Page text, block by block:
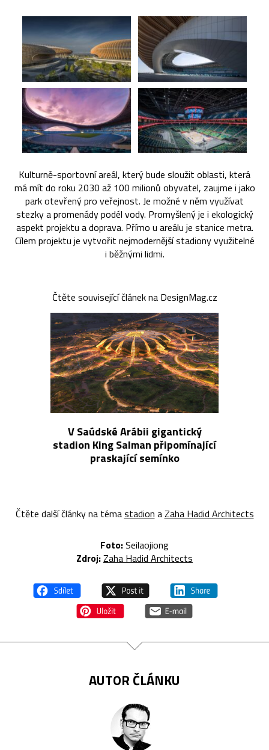
Kulturně-sportovní areál, který bude sloužit oblasti, která
má mít do roku 2030 až 100 milionů obyvatel, zaujme i jako
park otevřený pro veřejnost. Je možné v něm využívat
stezky a promenády podél vody. Promyšlený je i ekologický
aspekt projektu a doprava. Přímo u areálu je stanice metra.
Cílem projektu je vytvořit nejmodernější stadiony využitelné
i běžnými lidmi.
Čtěte související článek na DesignMag.cz
V Saúdské Arábii gigantický
stadion King Salman připomínající
praskající semínko
Čtěte další články na témastadion aZaha Hadid Architects
Foto:Seilaojiong
Zdroj:Zaha Hadid Architects
AUTOR ČLÁNKU